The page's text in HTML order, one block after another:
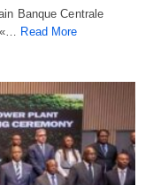
Banque Centrale
Read More